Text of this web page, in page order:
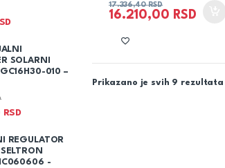
16.210,00 RSD
17.336,40RSD
Prikazano je svih 9 rezultata
SOLARNI
010 –
RSD
REGULATOR
-